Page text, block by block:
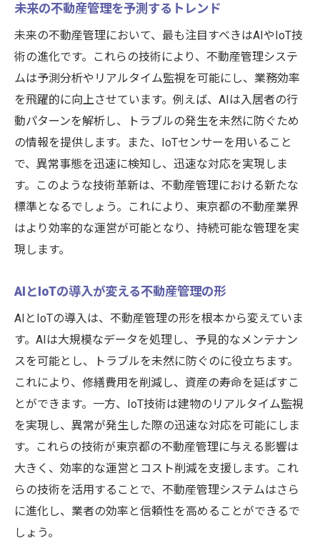
未来の不動産管理を予測するトレンド
未来の不動産管理において、最も注目すべきはAIやIoT技
術の進化です。これらの技術により、不動産管理システ
ムは予測分析やリアルタイム監視を可能にし、業務効率
を飛躍的に向上させています。例えば、AIは入居者の行
動パターンを解析し、トラブルの発生を未然に防ぐため
の情報を提供します。また、IoTセンサーを用いること
で、異常事態を迅速に検知し、迅速な対応を実現しま
す。このような技術革新は、不動産管理における新たな
標準となるでしょう。これにより、東京都の不動産業界
はより効率的な運営が可能となり、持続可能な管理を実
現します。
AIとIoTの導入が変える不動産管理の形
AIとIoTの導入は、不動産管理の形を根本から変えていま
す。AIは大規模なデータを処理し、予見的なメンテナン
スを可能とし、トラブルを未然に防ぐのに役立ちます。
これにより、修繕費用を削減し、資産の寿命を延ばすこ
とができます。一方、IoT技術は建物のリアルタイム監視
を実現し、異常が発生した際の迅速な対応を可能にしま
す。これらの技術が東京都の不動産管理に与える影響は
大きく、効率的な運営とコスト削減を支援します。これ
らの技術を活用することで、不動産管理システムはさら
に進化し、業者の効率と信頼性を高めることができるで
しょう。